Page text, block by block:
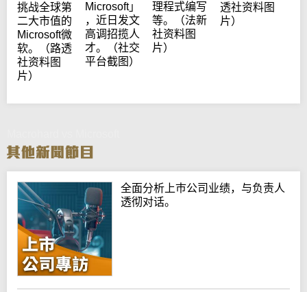
挑战全球第
二大市值的
Microsoft微
软。（路透
社资料图
片）
Microsoft」
，近日发文
高调招揽人
才。（社交
平台截图）
理程式编写
等。（法新
社资料图
片）
透社资料图
片）
全面分析上巿公司业绩，与负责人
透彻对话。